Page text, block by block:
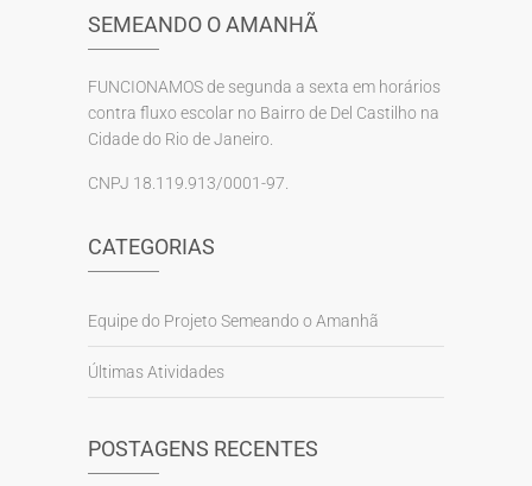
SEMEANDO O AMANHÃ
FUNCIONAMOS de segunda a sexta em horários
contra fluxo escolar no Bairro de Del Castilho na
Cidade do Rio de Janeiro.
CNPJ 18.119.913/0001-97.
CATEGORIAS
Equipe do Projeto Semeando o Amanhã
Últimas Atividades
POSTAGENS RECENTES